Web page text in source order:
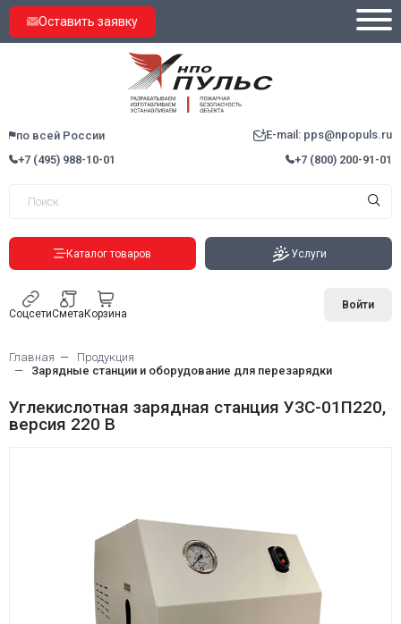
Оставить заявку
по всей России
E-mail: pps@npopuls.ru
+7 (495) 988-10-01
+7 (800) 200-91-01
Каталог товаров Услуги
СоцсетиСметаКорзина
Войти
Главная
Продукция
Зарядные станции и оборудование для перезарядки
Углекислотная зарядная станция УЗС-01П220,
версия 220 В